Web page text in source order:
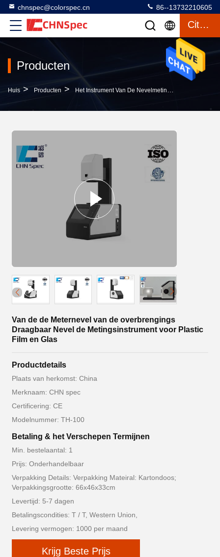
chnspec@colorspec.cn 86--13732210605
Citaat
Producten
Huis > Producten > Het Instrument Van De Nevelmeting
Van de de Meternevel van de overbrengings
Draagbaar Nevel de Metingsinstrument voor Plastic
Film en Glas
Productdetails
Plaats van herkomst: China
Merknaam: CHN spec
Certificering: CE
Modelnummer: TH-100
Betaling & het Verschepen Termijnen
Min. bestelaantal: 1
Prijs: Onderhandelbaar
Verpakking Details: Verpakking Mateiral: Kartondoos;
Verpakkingsgrootte: 66x46x33cm
Levertijd: 5-7 dagen
Betalingscondities: T / T, Western Union,
Levering vermogen: 1000 per maand
Krijg Beste Prijs